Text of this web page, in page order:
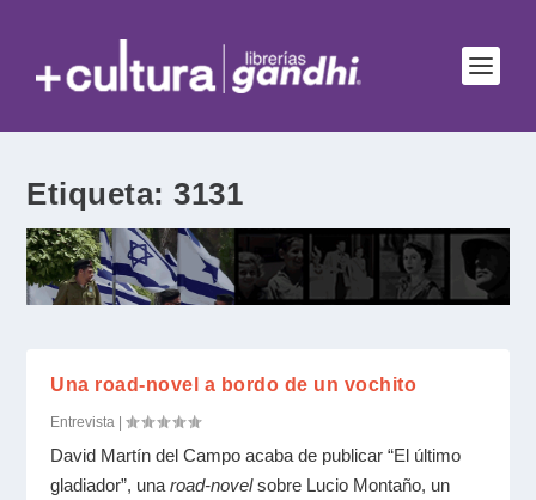
Etiqueta:3131
Una road-novel a bordo de un vochito
Entrevista |
David Martín del Campo acaba de publicar “El último
gladiador”, unaroad-novelsobre Lucio Montaño, un